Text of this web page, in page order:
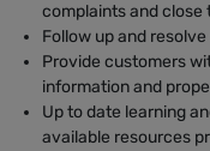
complaints and
Follow up and
Provide customers
information and
Up to date learning
available resources